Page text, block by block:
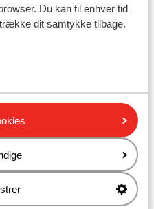
Du kan til enhver tid
dit samtykke tilbage.
i Les Deux